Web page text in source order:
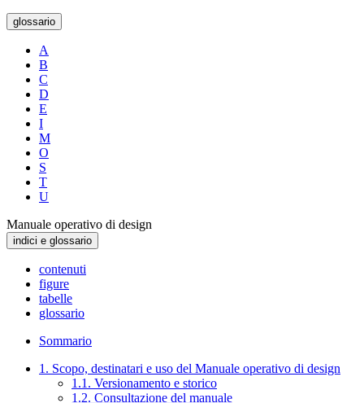
glossario
A
B
C
D
E
I
M
O
S
T
U
Manuale operativo di design
indici e glossario
contenuti
figure
tabelle
glossario
Sommario
1. Scopo, destinatari e uso del Manuale operativo di design
1.1. Versionamento e storico
1.2. Consultazione del manuale